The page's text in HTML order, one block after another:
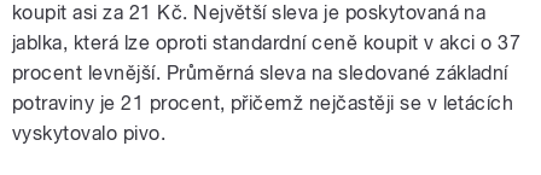
koupit asi za 21 Kč. Největší sleva je poskytovaná na
jablka, která lze oproti standardní ceně koupit v akci o 37
procent levnější. Průměrná sleva na sledované základní
potraviny je 21 procent, přičemž nejčastěji se v letácích
vyskytovalo pivo.